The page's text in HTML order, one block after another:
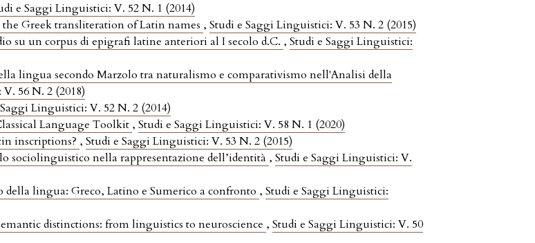
e Saggi Linguistici: V. 52 N. 1 (2014)
Greek transliteration of Latin names ,Studi e Saggi Linguistici: V. 53 N. 2 (2015)
su un corpus di epigrafi latine anteriori al I secolo d.C. ,Studi e Saggi Linguistici:
lingua secondo Marzolo tra naturalismo e comparativismo nell'Analisi della
56 N. 2 (2018)
Linguistici: V. 52 N. 2 (2014)
Language Toolkit ,Studi e Saggi Linguistici: V. 58 N. 1 (2020)
inscriptions? ,Studi e Saggi Linguistici: V. 53 N. 2 (2015)
sociolinguistico nella rappresentazione dell’identità ,Studi e Saggi Linguistici: V.
della lingua: Greco, Latino e Sumerico a confronto ,Studi e Saggi Linguistici:
distinctions: from linguistics to neuroscience ,Studi e Saggi Linguistici: V. 50